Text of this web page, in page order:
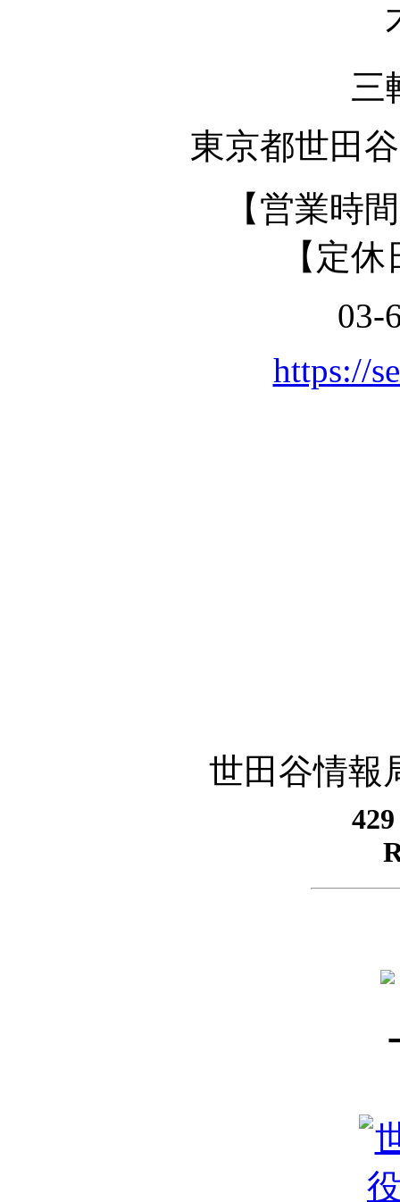
三
東京都世田
【営業時
【定
03-
https://
世田谷情報